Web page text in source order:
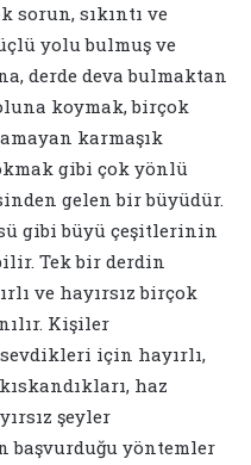
sıkıntı ve
yolu bulmuş ve
derde deva bulmaktan
koymak, birçok
karmaşık
gibi çok yönlü
gelen bir büyüdür.
gibi büyü çeşitlerinin
Tek bir derdin
ve hayırsız birçok
Kişiler
için hayırlı,
haz
şeyler
başvurduğu yöntemler